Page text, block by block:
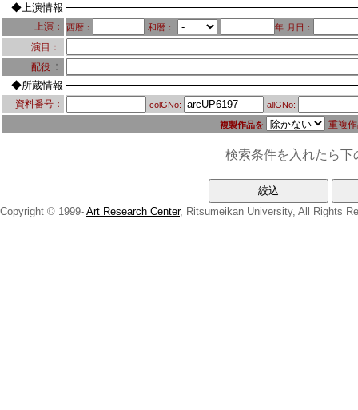
◆上演情報
上演： 西暦： 和暦： 年 月日：
演目：
配役 ：
◆所蔵情報
資料番号： colGNo: allGNo:
複製作品を 重複
検索条件を入れたら
Copyright © 1999- Art Research Center, Ritsumeikan University, All Rights